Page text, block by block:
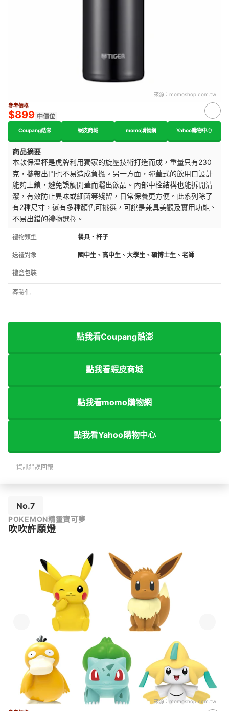
來源： momoshop.com.tw
參考價格
$899 中價位
Coupang酷澎 蝦皮商城 momo購物網 Yahoo購物中心
商品摘要
本款保溫杯是虎牌利用獨家的旋壓技術打造而成，重量只有230
克，攜帶出門也不易造成負擔。另一方面，彈蓋式的飲用口設計
能夠上鎖，避免誤觸開蓋而灑出飲品。內部中栓結構也能拆開清
潔，有效防止異味或細菌等殘留，日常保養更方便。此系列除了
有2種尺寸，還有多種顏色可挑選，可說是兼具美觀及實用功能、
不易出錯的禮物選擇。
禮物類型 餐具・杯子
送禮對象 國中生、高中生、大學生、碩博士生、老師
禮盒包裝
客製化
點我看Coupang酷澎
點我看蝦皮商城
點我看momo購物網
點我看Yahoo購物中心
資訊錯誤回報
No.7
POKEMON精靈寶可夢
吹吹許願燈
來源： momoshop.com.tw